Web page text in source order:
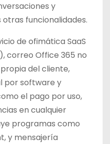
y
funcionalidades.
de ofimática SaaS
correo Office 365 no
del cliente,
por software y
el pago por uso,
en cualquier
programas como
y mensajería